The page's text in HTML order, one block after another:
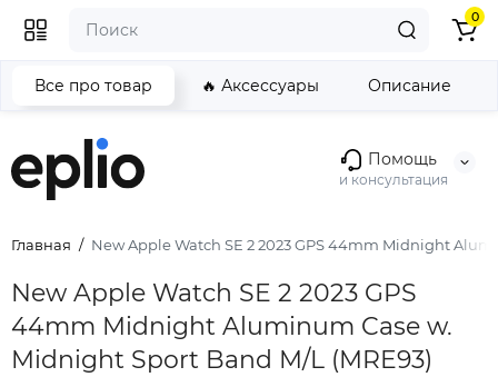
Помощь
и консультация
0
Главная New Apple Watch SE 2 2023 GPS 44mm Midnight
New Apple Watch SE 2 2023 GPS
44mm Midnight Aluminum Case w.
Midnight Sport Band M/L (MRE93)
Все про товар 🔥 Аксессуары Описание